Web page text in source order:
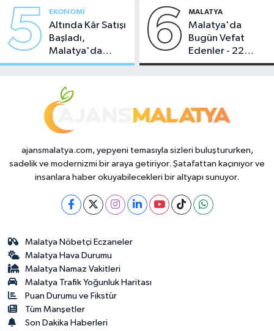
5 EKONOMI
Altında Kâr Satışı
Başladı,
Malatya'da
Makas Ne
6 MALATYA
Malatya'da
Bugün Vefat
Edenler - 22
Temmuz 2026
ajansmalatya.com, yepyeni temasıyla sizleri buluştururken,
sadelik ve modernizmi bir araya getiriyor. Şatafattan kaçınıyor ve
insanlara haber okuyabilecekleri bir altyapı sunuyor.
Malatya Nöbetçi Eczaneler
Malatya Hava Durumu
Malatya Namaz Vakitleri
Malatya Trafik Yoğunluk Haritası
Puan Durumu ve Fikstür
Tüm Manşetler
Son Dakika Haberleri